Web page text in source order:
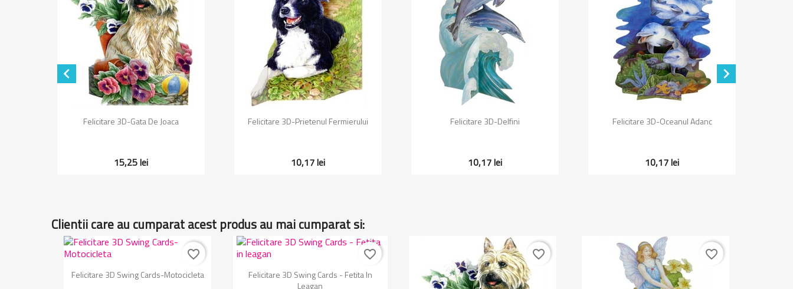

Vizualizare rapida
Felicitare 3D-Gata De Joaca
15,25 lei
 Vizualizare rapida
Felicitare 3D-Prietenul Fermierului
10,17 lei
Vizualizare rapida
Felicitare 3D-Delfini
10,17 lei
Vizualizare rapida
Felicitare 3D-Oceanul Adanc
10,17 lei

Clientii care au cumparat acest produs au mai cumparat si:
Vizualizare rapida
Felicitare 3D Swing Cards-Motocicleta
favorite_border
 Vizualizare rapida
Felicitare 3D Swing Cards - Fetita In
Leagan
favorite_border favorite_border favorite_border